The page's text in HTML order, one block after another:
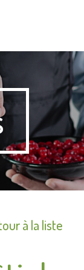
à la liste